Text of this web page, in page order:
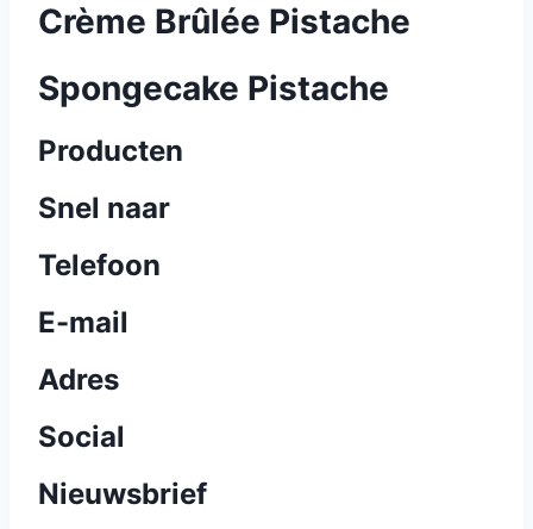
Crème Brûlée Pistache
Spongecake Pistache
Producten
Snel naar
Telefoon
E-mail
Adres
Social
Nieuwsbrief